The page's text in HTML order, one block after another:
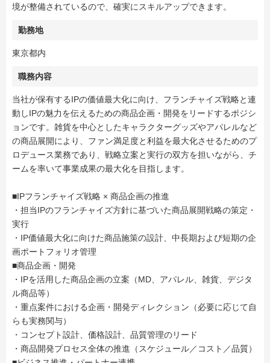
境が整備されているので、確実にスキルアップできます。
勤務地
東京都内
職務内容
当社が保有するIPの価値最大化に向け、フランチャイズ戦略と連
動しIPの魅力を伝えるための商品企画・開発をリードするポジシ
ョンです。雑貨を中心としたキャラクターグッズやアパレルなど
の商品展開により、ファン満足度と利益を最大化させるためのプ
ロデュース業務であり、戦略立案と実行の双方を担いながら、チ
ームを率いて事業成果の最大化を目指します。
■IPフランチャイズ戦略 × 商品企画の推進
・担当IPのフランチャイズ方針に基づいた商品展開戦略の策定・
実行
・IP価値最大化に向けた商品施策の設計、中長期および短期の企
画ポートフォリオ管理
■商品企画・開発
・IPを活用した商品企画の立案（MD、アパレル、雑貨、デジタ
ル商品等）
・重点案件における企画・開発ディレクション（必要に応じて自
らも実務関与）
・コンセプト設計、価格設計、品質管理のリード
・商品開発プロセス全体の推進（スケジュール／コスト／品質）